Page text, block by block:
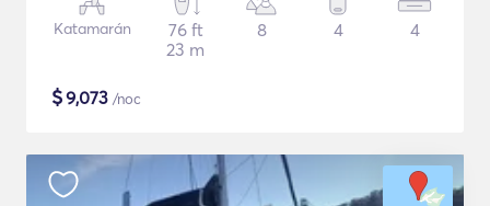
Katamarán
76 ft
23 m
8 4 4
$9,073 /noc